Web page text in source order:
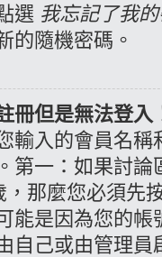
選 我忘記了我
的隨機密碼。
冊但是無法登入
輸入的會員名
第一：如果討
，那麼您必須先
能是因為您的
自己或由管理